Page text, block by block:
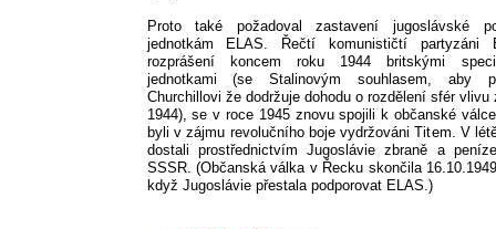
Proto také požadoval zastavení jugoslávské
jednotkám ELAS. Řečtí komunističtí partyzáni
rozprášení koncem roku 1944 britskými
jednotkami (se Stalinovým souhlasem, aby
Churchillovi že dodržuje dohodu o rozdělení sfér vlivu
1944), se v roce 1945 znovu spojili k občanské
byli v zájmu revolučního boje vydržováni Titem. V
dostali prostřednictvím Jugoslávie zbraně a
SSSR. (Občanská válka v Řecku skončila
když Jugoslávie přestala podporovat ELAS.)